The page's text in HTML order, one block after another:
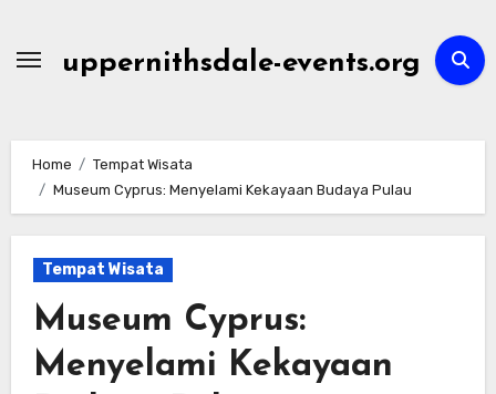
contentuppernithsdale-events.org
Home
Tempat Wisata
Museum Cyprus: Menyelami Kekayaan Budaya Pulau
Tempat Wisata
Museum Cyprus:
Menyelami Kekayaan